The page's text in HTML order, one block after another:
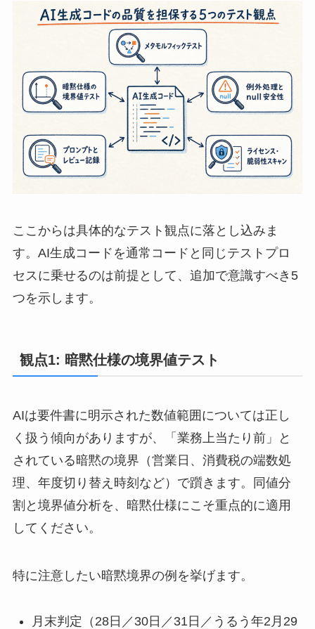
ここからは具体的なテスト観点に落とし込みま
す。AI生成コードを通常コードと同じテストプロ
セスに乗せるのは前提として、追加で意識すべき5
つを示します。
観点1: 暗黙仕様の境界値テスト
AIは要件書に明示された数値範囲については正し
く扱う傾向がありますが、「業務上当たり前」と
されている暗黙の境界（営業日、消費税の端数処
理、年度切り替え時刻など）で躓きます。同値分
割と境界値分析を、暗黙仕様にこそ重点的に適用
してください。
特に注意したい暗黙境界の例を挙げます。
月末判定（28日／30日／31日／うるう年2月29